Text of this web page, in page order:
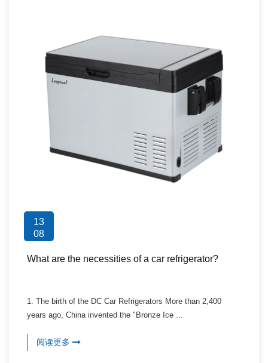
13
08
What are the necessities of a car refrigerator?
1. The birth of the DC Car Refrigerators More than 2,400
years ago, China invented the "Bronze Ice ...
阅读更多